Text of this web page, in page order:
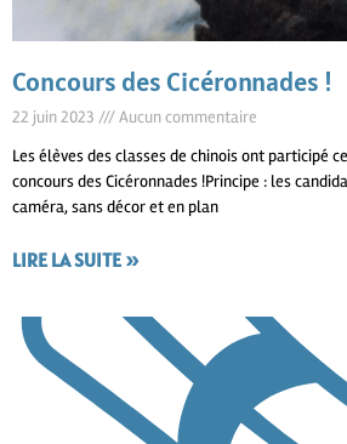
Concours des Cicéronnades !
22 juin 2023
Aucun commentaire
Les élèves des classes de chinois ont participé
concours des Cicéronnades !Principe : les
caméra, sans décor et en plan
LIRE LA SUITE »